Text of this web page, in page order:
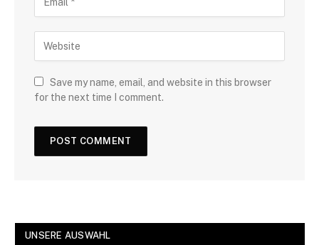
Save my name, email, and website in this browser
for the next time I comment.
UNSERE AUSWAHL